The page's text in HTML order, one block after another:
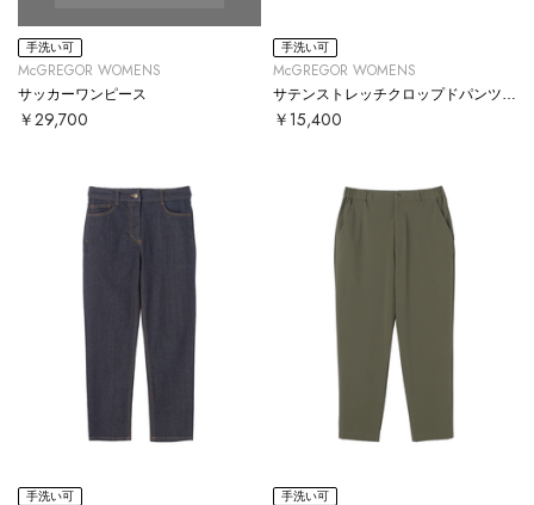
手洗い可
McGREGOR WOMENS
サッカーワンピース
￥29,700
手洗い可
McGREGOR WOMENS
￥15,400
手洗い可 手洗い可